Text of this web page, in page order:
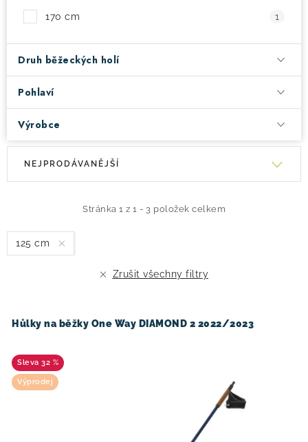
170 cm 1
Druh běžeckých holí
Pohlaví
Výrobce
V
s
p
u
t
ů
Stránka 1 z 1 - 3 položek celkem
Ř
n
í
d
k
t
NEJPRODÁVANĚJŠÍ
125 cm
Zrušit všechny filtry
Hůlky na běžky One Way DIAMOND 2 2022/2023
32 %
Výprodej